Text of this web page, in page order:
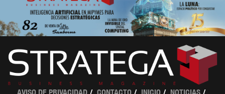
AVISO DE PRIVACIDAD CONTACTO INICIO NOTICIAS